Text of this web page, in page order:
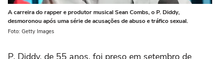
A carreira do rapper e produtor musical Sean Combs, o P. Diddy,
desmoronou após uma série de acusações de abuso e tráfico sexual.
Foto: Getty Images
P. Diddy, de 55 anos, foi preso em setembro de